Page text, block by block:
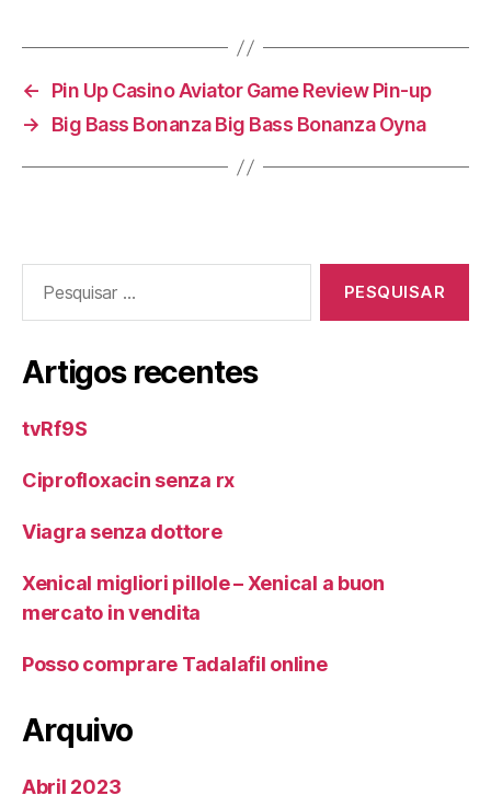
←
Pin Up Casino Aviator Game Review Pin-up
→
Big Bass Bonanza Big Bass Bonanza Oyna
por:
Artigos recentes
tvRf9S
Ciprofloxacin senza rx
Viagra senza dottore
Xenical migliori pillole – Xenical a buon
mercato in vendita
Posso comprare Tadalafil online
Arquivo
Abril 2023